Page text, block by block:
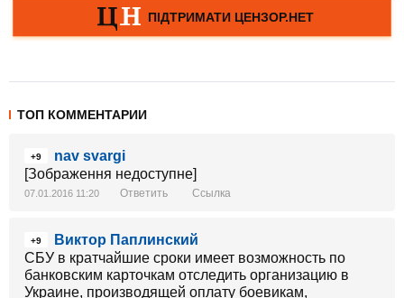
ТОП КОММЕНТАРИИ
+9
nav svargi
[Зображення недоступне]
07.01.2016 11:20 Ответить Ссылка
+9
Виктор Паплинский
СБУ в кратчайшие сроки имеет возможность по
банковским карточкам отследить организацию в
Украине, производящей оплату боевикам,